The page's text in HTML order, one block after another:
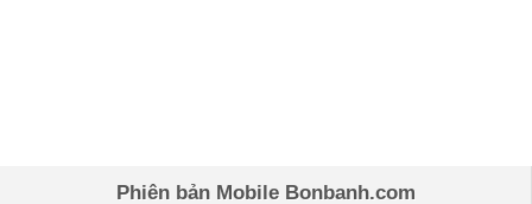
Phiên bản Mobile Bonbanh.com